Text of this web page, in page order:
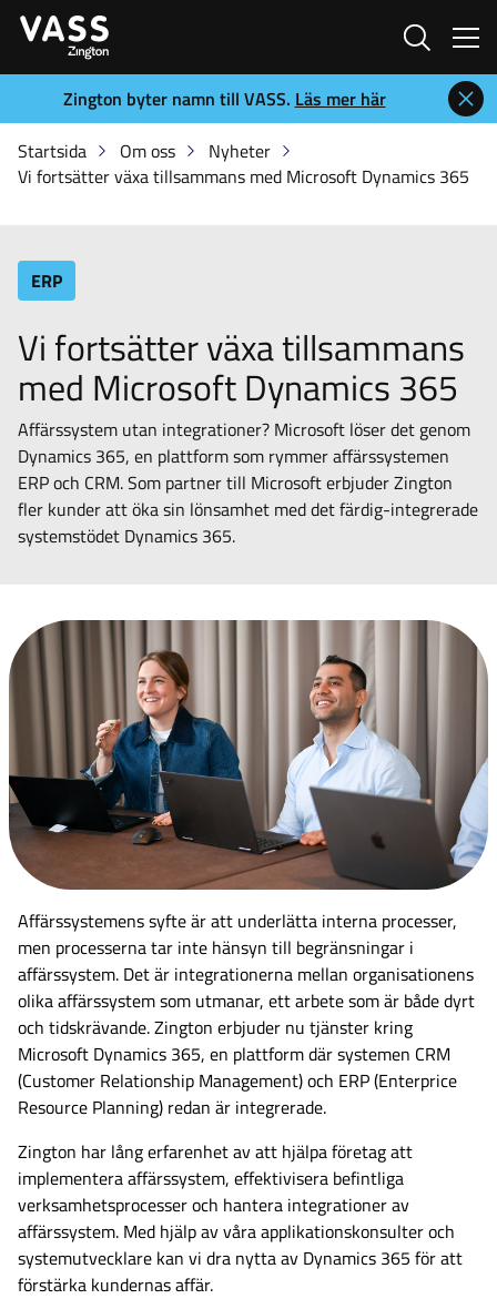
Sök
Zington byter namn till VASS. Läs mer här
Startsida
Om oss
Nyheter
Vi fortsätter växa tillsammans med Microsoft Dynamics 365
ERP
Vi fortsätter växa tillsammans
med Microsoft Dynamics 365
Affärssystem utan integrationer? Microsoft löser det genom
Dynamics 365, en plattform som rymmer affärssystemen
ERP och CRM. Som partner till Microsoft erbjuder Zington
fler kunder att öka sin lönsamhet med det färdig-integrerade
systemstödet Dynamics 365.
Affärssystemens syfte är att underlätta interna processer,
men processerna tar inte hänsyn till begränsningar i
affärssystem. Det är integrationerna mellan organisationens
olika affärssystem som utmanar, ett arbete som är både dyrt
och tidskrävande. Zington erbjuder nu tjänster kring
Microsoft Dynamics 365, en plattform där systemen CRM
(Customer Relationship Management) och ERP (Enterprice
Resource Planning) redan är integrerade.
Zington har lång erfarenhet av att hjälpa företag att
implementera affärssystem, effektivisera befintliga
verksamhetsprocesser och hantera integrationer av
affärssystem. Med hjälp av våra applikationskonsulter och
systemutvecklare kan vi dra nytta av Dynamics 365 för att
förstärka kundernas affär.